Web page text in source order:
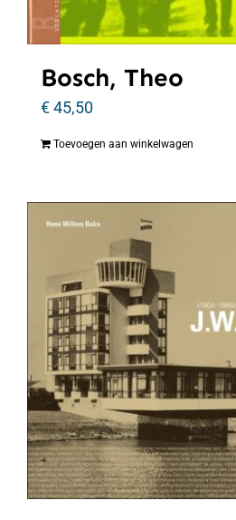
Bosch, Theo
€45,50
Toevoegen aan winkelwagen